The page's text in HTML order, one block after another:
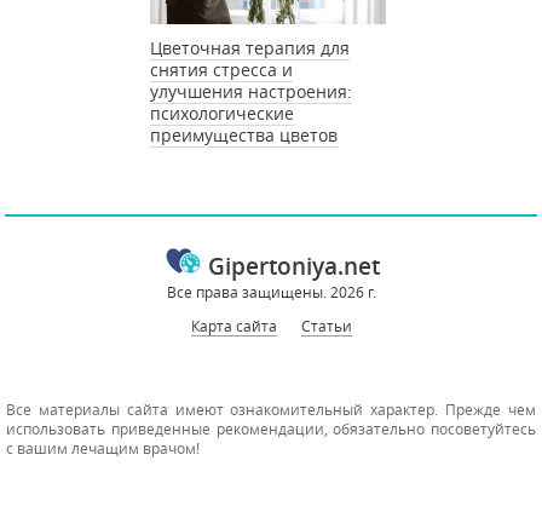
Цветочная терапия для
снятия стресса и
улучшения настроения:
психологические
преимущества цветов
Gipertoniya.net
Все права защищены. 2026 г.
Карта сайта
Статьи
Все материалы сайта имеют ознакомительный характер. Прежде чем
использовать приведенные рекомендации, обязательно посоветуйтесь
с вашим лечащим врачом!